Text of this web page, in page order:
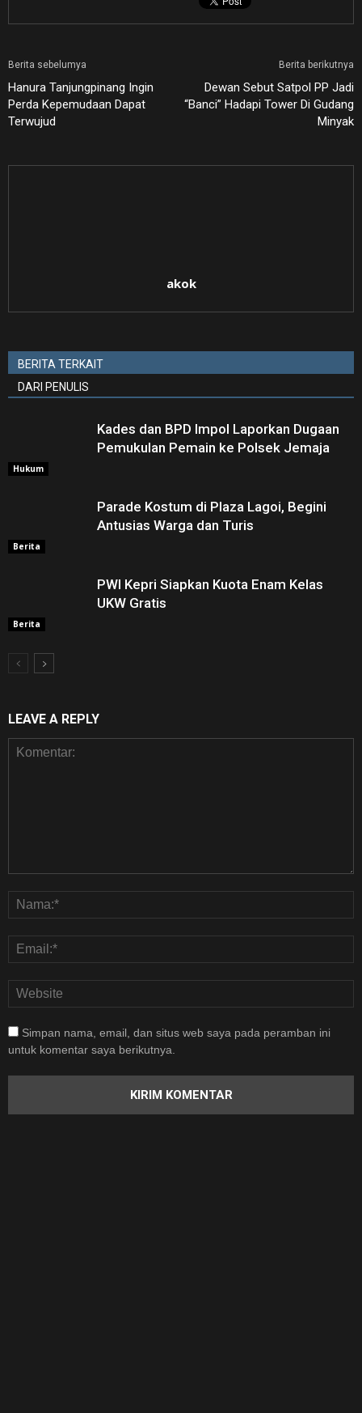
Berita sebelumya
Hanura Tanjungpinang Ingin
Perda Kepemudaan Dapat
Terwujud
Berita berikutnya
Dewan Sebut Satpol PP Jadi
“Banci” Hadapi Tower Di Gudang
Minyak
akok
BERITA TERKAIT
DARI PENULIS
Hukum
Kades dan BPD Impol Laporkan Dugaan
Pemukulan Pemain ke Polsek Jemaja
Berita
Parade Kostum di Plaza Lagoi, Begini
Antusias Warga dan Turis
Berita
PWI Kepri Siapkan Kuota Enam Kelas
UKW Gratis
LEAVE A REPLY
Simpan nama, email, dan situs web saya pada peramban ini
untuk komentar saya berikutnya.